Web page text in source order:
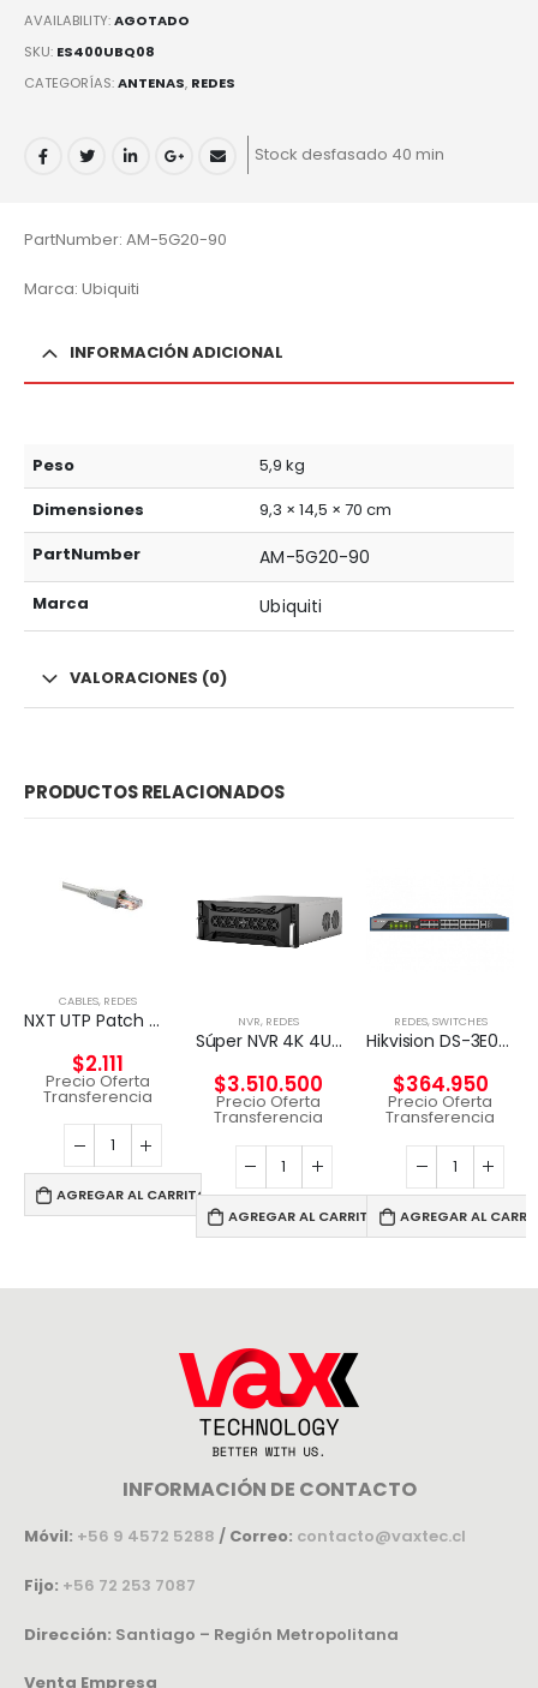
AVAILABILITY:AGOTADO
SKU: ES400UBQ08
CATEGORÍAS:ANTENAS, REDES
Stock desfasado 40 min
PartNumber: AM-5G20-90
Marca: Ubiquiti
INFORMACIÓN ADICIONAL
Peso
5,9 kg
Dimensiones
9,3 × 14,5 × 70 cm
PartNumber
AM-5G20-90
Marca Ubiquiti
VALORACIONES (0)
PRODUCTOS RELACIONADOS
CABLES, REDES
NXT UTP Patch Cord Cat5e 2m CM – GRIS
$2.111
Precio Oferta
Transferencia
AGREGAR AL CARRITO
NVR, REDES
Súper NVR 4K 4U de 256 canales
$3.510.500
Precio Oferta
Transferencia
AGREGAR AL CARRITO
REDES,SWITCHES
Hikvision DS-3E0326P-E – Conmutador – sin gestionar – 24 x 10/100 (8 PoE) + 2 x Gigabit SFP (enlace ascendente) – sobremesa – PoE+ (370 W)
$364.950
Precio Oferta
Transferencia
AGREGAR AL
INFORMACIÓN DE CONTACTO
Móvil: +56 9 4572 5288 / Correo: contacto@vaxtec.cl
Fijo: +56 72 253 7087
Dirección: Santiago – Región Metropolitana
Venta Empresa